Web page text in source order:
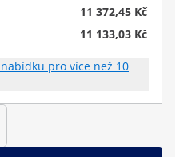
11 372,45 Kč
11 133,03 Kč
pro více než 10